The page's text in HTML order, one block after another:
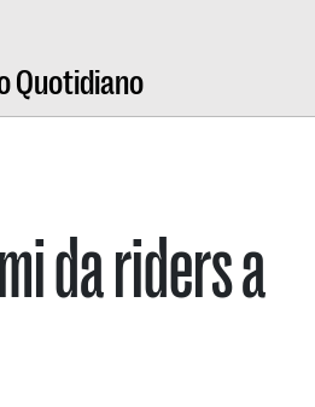
Quotidiano
da riders a